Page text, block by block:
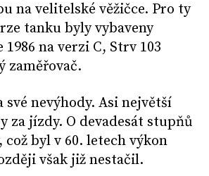
na velitelské věžičce. Pro ty
tanku byly vybaveny
na verzi C, Strv 103
zaměřovač.
své nevýhody. Asi největší
za jízdy. O devadesát stupňů
což byl v 60. letech výkon
však již nestačil.